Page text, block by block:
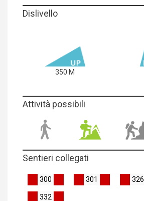
Dislivello
350 M
Attività possibili
Sentieri collegati
300 301 326
332